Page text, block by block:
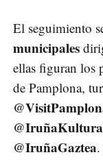
El seguimiento
municipales
ellas figuran los
de Pamplona,
@IruñaGaztea.